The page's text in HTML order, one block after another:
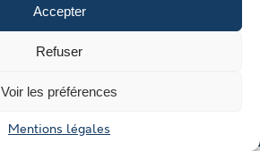
Accepter
Refuser
Voir les préférences
Mentions légales
Gérer mes annonces